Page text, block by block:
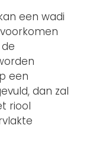
een wadi
een
dan zal
riool